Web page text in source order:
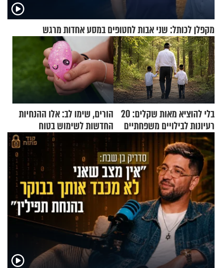
מקפלן לכותל: שני אבות לחטופים במסע אחדות מרגש
בלי להוציא מאות שקלים: 20
רעיונות לבילויים משפחתיים
כמעט בחינם
הורים, שימו לב: אלו ההנחיות
החדשות לשימוש בטוח
בסקווישי לאחר מקרי אשפוז